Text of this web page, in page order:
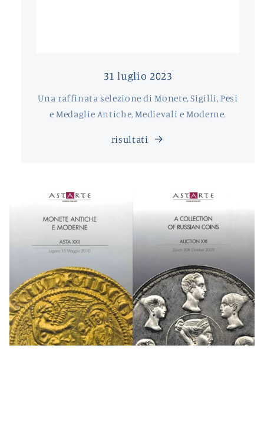
31 luglio 2023
Una raffinata selezione di Monete, Sigilli, Pesi
e Medaglie Antiche, Medievali e Moderne.
risultati